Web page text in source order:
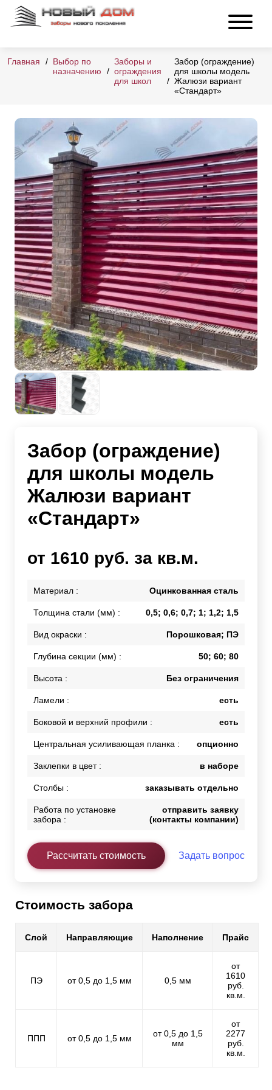
Главная
Выбор по
назначению
Заборы и
ограждения
для школ
Забор (ограждение)
для школы модель
Жалюзи вариант
«Стандарт»
Забор (ограждение)
для школы модель
Жалюзи вариант
«Стандарт»
от 1610 руб. за кв.м.
Материал : Оцинкованная сталь
Толщина стали (мм) : 0,5; 0,6; 0,7; 1; 1,2; 1,5
Вид окраски : Порошковая; ПЭ
Глубина секции (мм) : 50; 60; 80
Высота : Без ограничения
Ламели : есть
Боковой и верхний профили : есть
Центральная усиливающая планка : опционно
Заклепки в цвет : в наборе
Столбы : заказывать отдельно
Работа по установке
забора :
отправить заявку
(контакты компании)
Рассчитать стоимость Задать вопрос
Стоимость забора
Слой Направляющие Наполнение Прайс
ПЭ от 0,5 до 1,5 мм 0,5 мм
от
1610
руб.
кв.м.
ППП от 0,5 до 1,5 мм
от 0,5 до 1,5
мм
от
2277
руб.
кв.м.